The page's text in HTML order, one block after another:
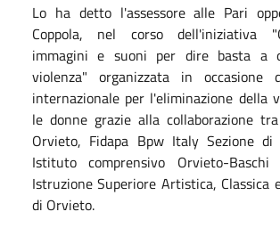
Lo ha detto l'assessore alle Pari
Coppola, nel corso dell'iniziativa
immagini e suoni per dire basta a
violenza" organizzata in occasione
internazionale per l'eliminazione della
le donne grazie alla collaborazione
Orvieto, Fidapa Bpw Italy Sezione di
Istituto comprensivo Orvieto-
Istruzione Superiore Artistica, Classica
di Orvieto.